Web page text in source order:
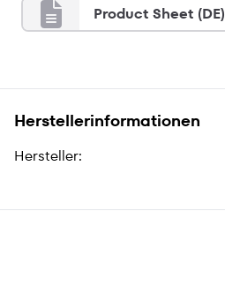
Product Sheet (DE)
Herstellerinformationen
Hersteller: